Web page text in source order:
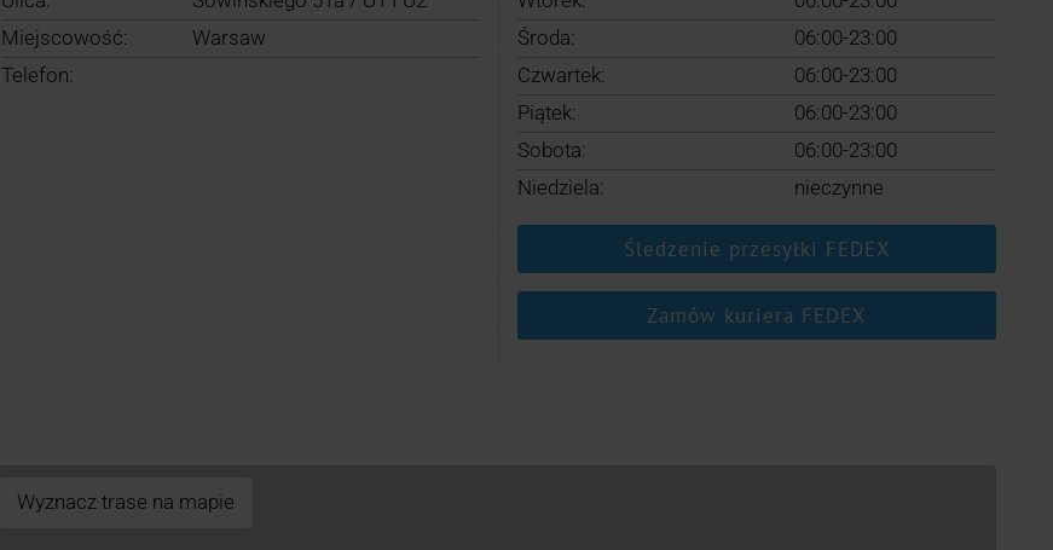
Miejscowość:
Warsaw
Telefon:
Środa:
06:00-23:00
Czwartek:
06:00-23:00
Piątek:
06:00-23:00
Sobota:
06:00-23:00
Niedziela:
nieczynne
Śledzenie przesyłki FEDEX
Zamów kuriera FEDEX
Wyznacz trase na mapie